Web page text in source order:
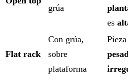
grúa
es
Flat rack
Con grúa,
sobre
plataforma
Pieza